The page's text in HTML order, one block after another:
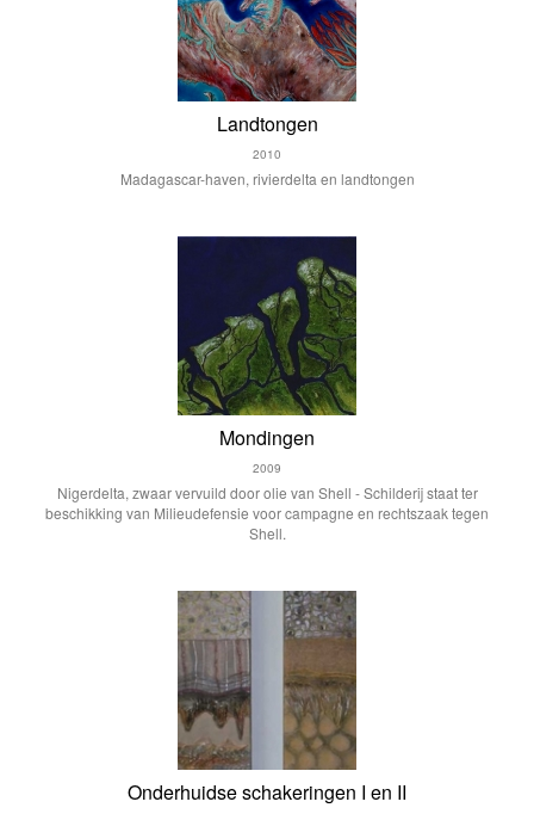
Landtongen
2010
Madagascar-haven, rivierdelta en landtongen
Mondingen
2009
Nigerdelta, zwaar vervuild door olie van Shell - Schilderij staat ter
beschikking van Milieudefensie voor campagne en rechtszaak tegen
Shell.
Onderhuidse schakeringen I en II